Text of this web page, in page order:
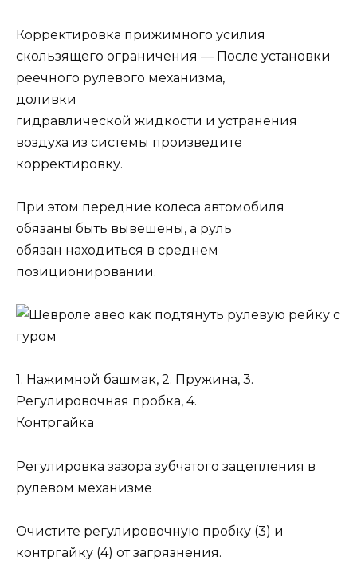
Корректировка прижимного усилия
скользящего ограничения — После установки
реечного рулевого механизма,
доливки
гидравлической жидкости и устранения
воздуха из системы произведите
корректировку.
При этом передние колеса автомобиля
обязаны быть вывешены, а руль
обязан находиться в среднем
позиционировании.
1. Нажимной башмак, 2. Пружина, 3.
Регулировочная пробка, 4.
Контргайка
Регулировка зазора зубчатого зацепления в
рулевом механизме
Очистите регулировочную пробку (3) и
контргайку (4) от загрязнения.